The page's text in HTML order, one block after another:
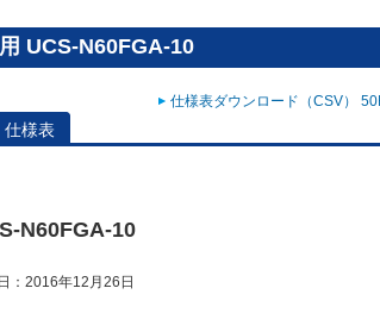
UCS-N60FGA-10
仕様表ダウンロード（CSV）
仕様表
N60FGA-10
：2016年12月26日